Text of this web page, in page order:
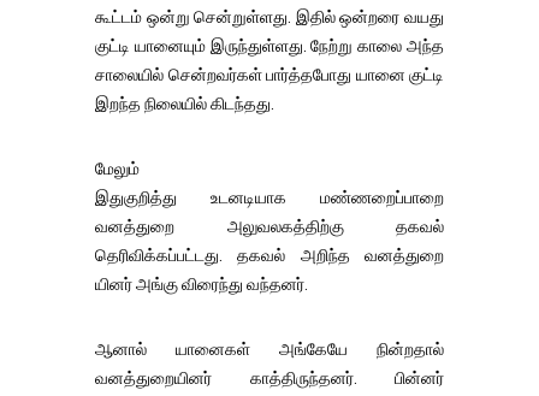
கூட்டம் ஒன்று சென்றுள்ளது. இதில் ஒன்றரை வயது
குட்டி யானையும் இருந்துள்ளது. நேற்று காலை அந்த
சாலையில் சென்றவர்கள் பார்த்தபோது யானை குட்டி
இறந்த நிலையில் கிடந்தது.
மேலும்
இதுகுறித்து உடனடியாக மண்ணறைப்பாறை
வனத்துறை அலுவலகத்திற்கு தகவல்
தெரிவிக்கப்பட்டது. தகவல் அறிந்த வனத்துறை
யினர் அங்கு விரைந்து வந்தனர்.
ஆனால் யானைகள் அங்கேயே நின்றதால்
வனத்துறையினர் காத்திருந்தனர். பின்னர்